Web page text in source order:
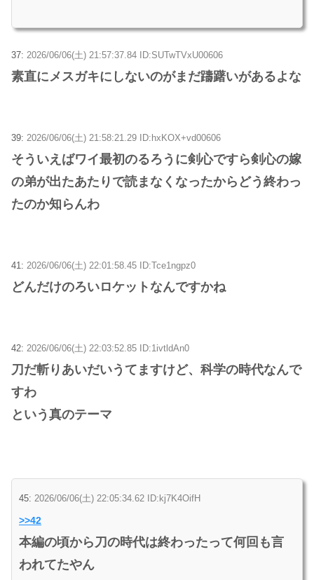
37: 2026/06/06(土) 21:57:37.84 ID:SUTwTVxU00606
素直にメスガキにしないのがまだ躊躇いがあるよな
39: 2026/06/06(土) 21:58:21.29 ID:hxKOX+vd00606
そういえばワイ最初のるろうに剣心ですら剣心の嫁
の弟が出たあたりで読まなくなったからどう終わっ
たのか知らんわ
41: 2026/06/06(土) 22:01:58.45 ID:Tce1ngpz0
どんだけのろいロケットなんですかね
42: 2026/06/06(土) 22:03:52.85 ID:1ivtldAn0
刀だ斬りあいだいうてますけど、科学の時代なんで
すわ
という真のテーマ
45: 2026/06/06(土) 22:05:34.62 ID:kj7K4OifH
>>42
本編の頃から刀の時代は終わったって何回も言
われてたやん